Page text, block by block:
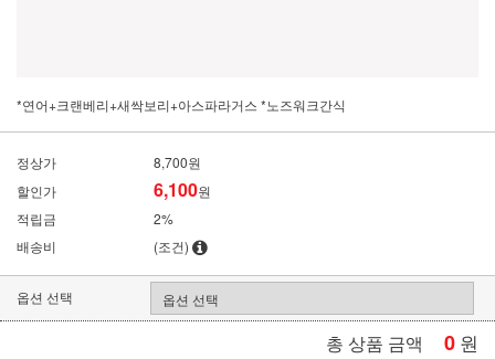
*연어+크랜베리+새싹보리+아스파라거스 *노즈워크간식
정상가
8,700원
할인가
6,100원
적립금
2%
배송비
(조건)
옵션 선택
총 상품 금액 0 원